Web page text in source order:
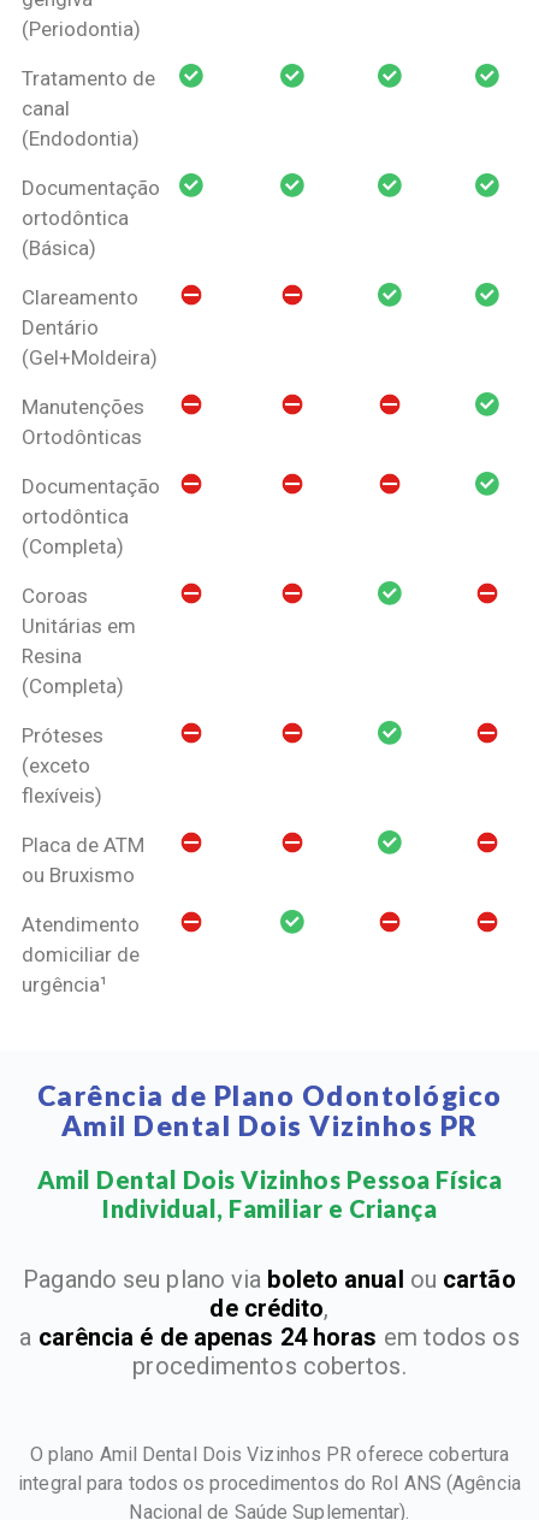
(Periodontia)
Tratamento de
canal
(Endodontia)
Documentação
ortodôntica
(Básica)
Clareamento
Dentário
(Gel+Moldeira)
Manutenções
Ortodônticas
Documentação
ortodôntica
(Completa)
Coroas
Unitárias em
Resina
(Completa)
Próteses
(exceto
flexíveis)
Placa de ATM
ou Bruxismo
Atendimento
domiciliar de
urgência¹
Carência de Plano Odontológico
Amil Dental Dois Vizinhos PR
Amil Dental Dois Vizinhos Pessoa Física
Individual, Familiar e Criança​
Pagando seu plano via boleto anual ou cartão
de crédito,
a carência é de apenas 24 horas em todos os
procedimentos cobertos.
O plano Amil Dental Dois Vizinhos PR oferece cobertura
integral para todos os procedimentos do Rol ANS (Agência
Nacional de Saúde Suplementar).